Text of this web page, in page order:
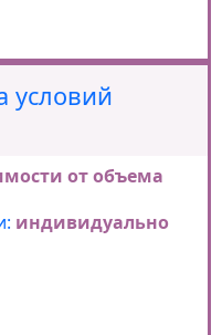
условий
от объема
индивидуально